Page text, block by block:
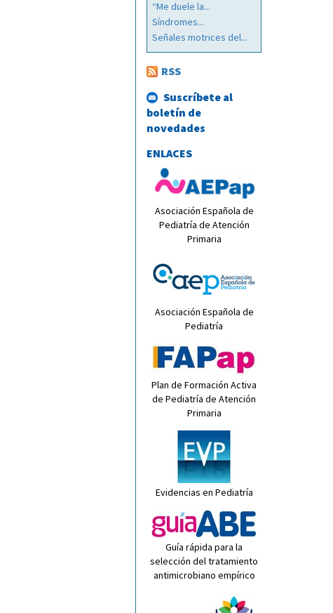
“Me duele la...
Síndromes...
Señales motrices del...
RSS
Suscríbete al
boletín de
novedades
ENLACES
Asociación Española de
Pediatría de Atención
Primaria
Asociación Española de
Pediatría
Plan de Formación Activa
de Pediatría de Atención
Primaria
Evidencias en Pediatría
Guía rápida para la
selección del tratamiento
antimicrobiano empírico